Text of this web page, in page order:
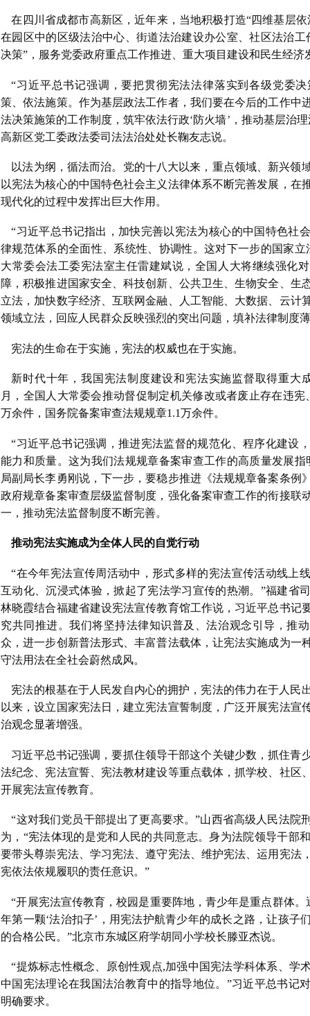
在四川省成都市高新区，近年来，当地积极打造“四维基层
在园区中的区级法治中心、街道法治建设办公室、社区法治
决策”，服务党委政府重点工作推进、重大项目建设和民生经济
“习近平总书记强调，要把贯彻宪法法律落实到各级党委
策、依法施策。作为基层政法工作者，我们要在今后的工作中
法决策施策的工作制度，筑牢依法行政‘防火墙’，推动基层治
高新区党工委政法委司法法治处处长鞠友志说。
以法为纲，循法而治。党的十八大以来，重点领域、新兴领
以宪法为核心的中国特色社会主义法律体系不断完善发展，在
现代化的过程中发挥出巨大作用。
“习近平总书记指出，加快完善以宪法为核心的中国特色社
律规范体系的全面性、系统性、协调性。这对下一步的国家
大常委会法工委宪法室主任雷建斌说，全国人大将继续强化
障，积极推进国家安全、科技创新、公共卫生、生物安全、生
立法，加快数字经济、互联网金融、人工智能、大数据、云计
领域立法，回应人民群众反映强烈的突出问题，填补法律制度
宪法的生命在于实施，宪法的权威也在于实施。
新时代十年，我国宪法制度建设和宪法实施监督取得重大
月，全国人大常委会推动督促制定机关修改或者废止存在违
万余件，国务院备案审查法规规章1.1万余件。
“习近平总书记强调，推进宪法监督的规范化、程序化建设
能力和质量。这为我们法规规章备案审查工作的高质量发展
局副局长李勇刚说，下一步，要稳步推进《法规规章备案条例
政府规章备案审查层级监督制度，强化备案审查工作的衔接联
一，推动宪法监督制度不断完善。
推动宪法实施成为全体人民的自觉行动
“在今年宪法宣传周活动中，形式多样的宪法宣传活动线上
互动化、沉浸式体验，掀起了宪法学习宣传的热潮。”福建省
林晓霞结合福建省建设宪法宣传教育馆工作说，习近平总书记
究共同推进。我们将坚持法律知识普及、法治观念引导，推
众，进一步创新普法形式、丰富普法载体，让宪法实施成为一
守法用法在全社会蔚然成风。
宪法的根基在于人民发自内心的拥护，宪法的伟力在于人民
以来，设立国家宪法日，建立宪法宣誓制度，广泛开展宪法宣
治观念显著增强。
习近平总书记强调，要抓住领导干部这个关键少数，抓住青
法纪念、宪法宣誓、宪法教材建设等重点载体，抓学校、社区
开展宪法宣传教育。
“这对我们党员干部提出了更高要求。”山西省高级人民法院
为，“宪法体现的是党和人民的共同意志。身为法院领导干部
要带头尊崇宪法、学习宪法、遵守宪法、维护宪法、运用宪法
宪依法依规履职的责任意识。”
“开展宪法宣传教育，校园是重要阵地，青少年是重点群体。
年第一颗‘法治扣子’，用宪法护航青少年的成长之路，让孩子
的合格公民。”北京市东城区府学胡同小学校长滕亚杰说。
“提炼标志性概念、原创性观点,加强中国宪法学科体系、学
中国宪法理论在我国法治教育中的指导地位。”习近平总书记
明确要求。